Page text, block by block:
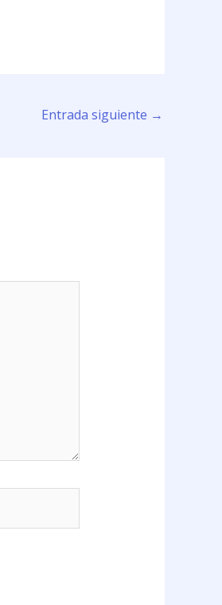
Entrada siguiente →